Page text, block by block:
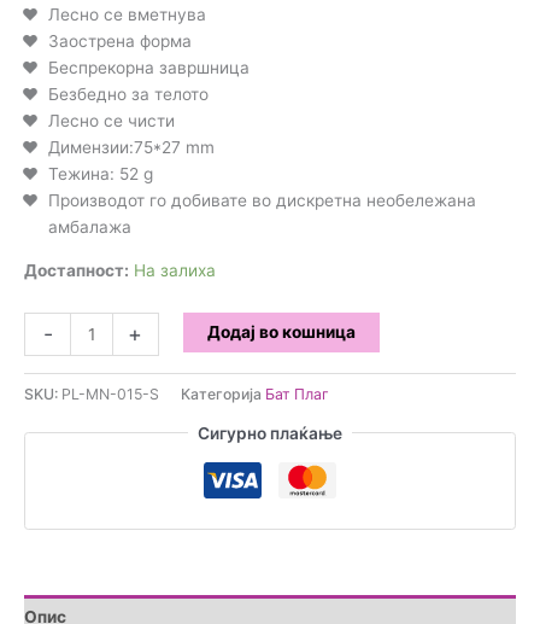
Лесно се вметнува
Заострена форма
Беспрекорна завршница
Безбедно за телото
Лесно се чисти
Димензии:75*27 mm
Тежина: 52 g
Производот го добивате во дискретна необележана
амбалажа
Достапност: На залиха
-
Луксузен
Метален
Бат
Плаг
-
+ Додај во кошница
SKU: PL-MN-015-S Категорија Бат Плаг
Сигурно плаќање
Опис